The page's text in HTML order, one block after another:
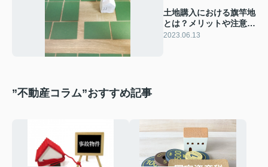
土地購入における旗竿地
とは？メリットや注意点
について解説
2023.06.13
”不動産コラム”おすすめ記事